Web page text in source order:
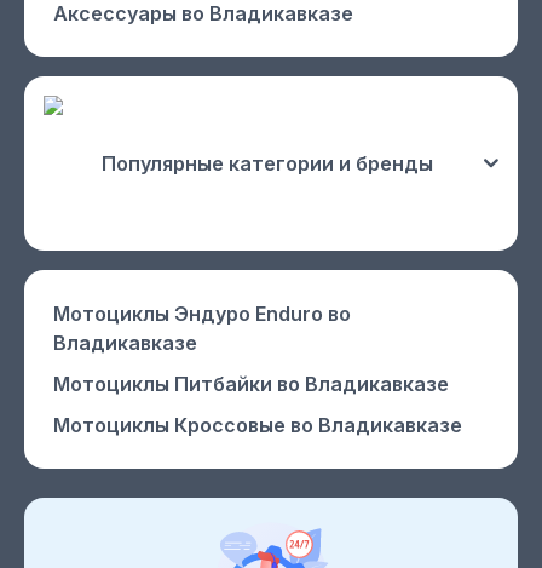
Аксессуары во Владикавказе
Популярные категории и бренды
Мотоциклы Эндуро Enduro во
Владикавказе
Мотоциклы Питбайки во Владикавказе
Мотоциклы Кроссовые во Владикавказе